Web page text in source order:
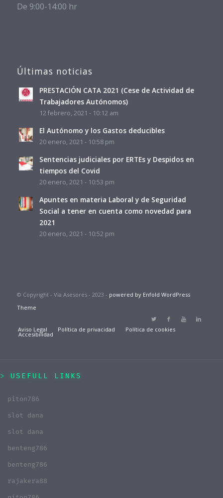
De 9:00-14:00 hr
Últimas noticias
PRESTACIÓN CATA 2021 (Cese de Actividad de
Trabajadores Autónomos)
12 febrero, 2021 - 10:12 am
El Autónomo y los Gastos deducibles
20 enero, 2021 - 10:58 pm
Sentencias judiciales por ERTEs y Despidos en
tiempos del Covid
20 enero, 2021 - 10:53 pm
Apuntes en materia Laboral y de Seguridad
Social a tener en cuenta como novedad para
2021
20 enero, 2021 - 10:52 pm
© Copyright - Via Asesores - 2023 - powered by Enfold WordPress
Theme
Aviso Legal Política de privacidad Política de cookies
Accesibilidad
USEFULL LINKS
piton786
slot dana
slot dana
benteng786
benteng786
rajakera88